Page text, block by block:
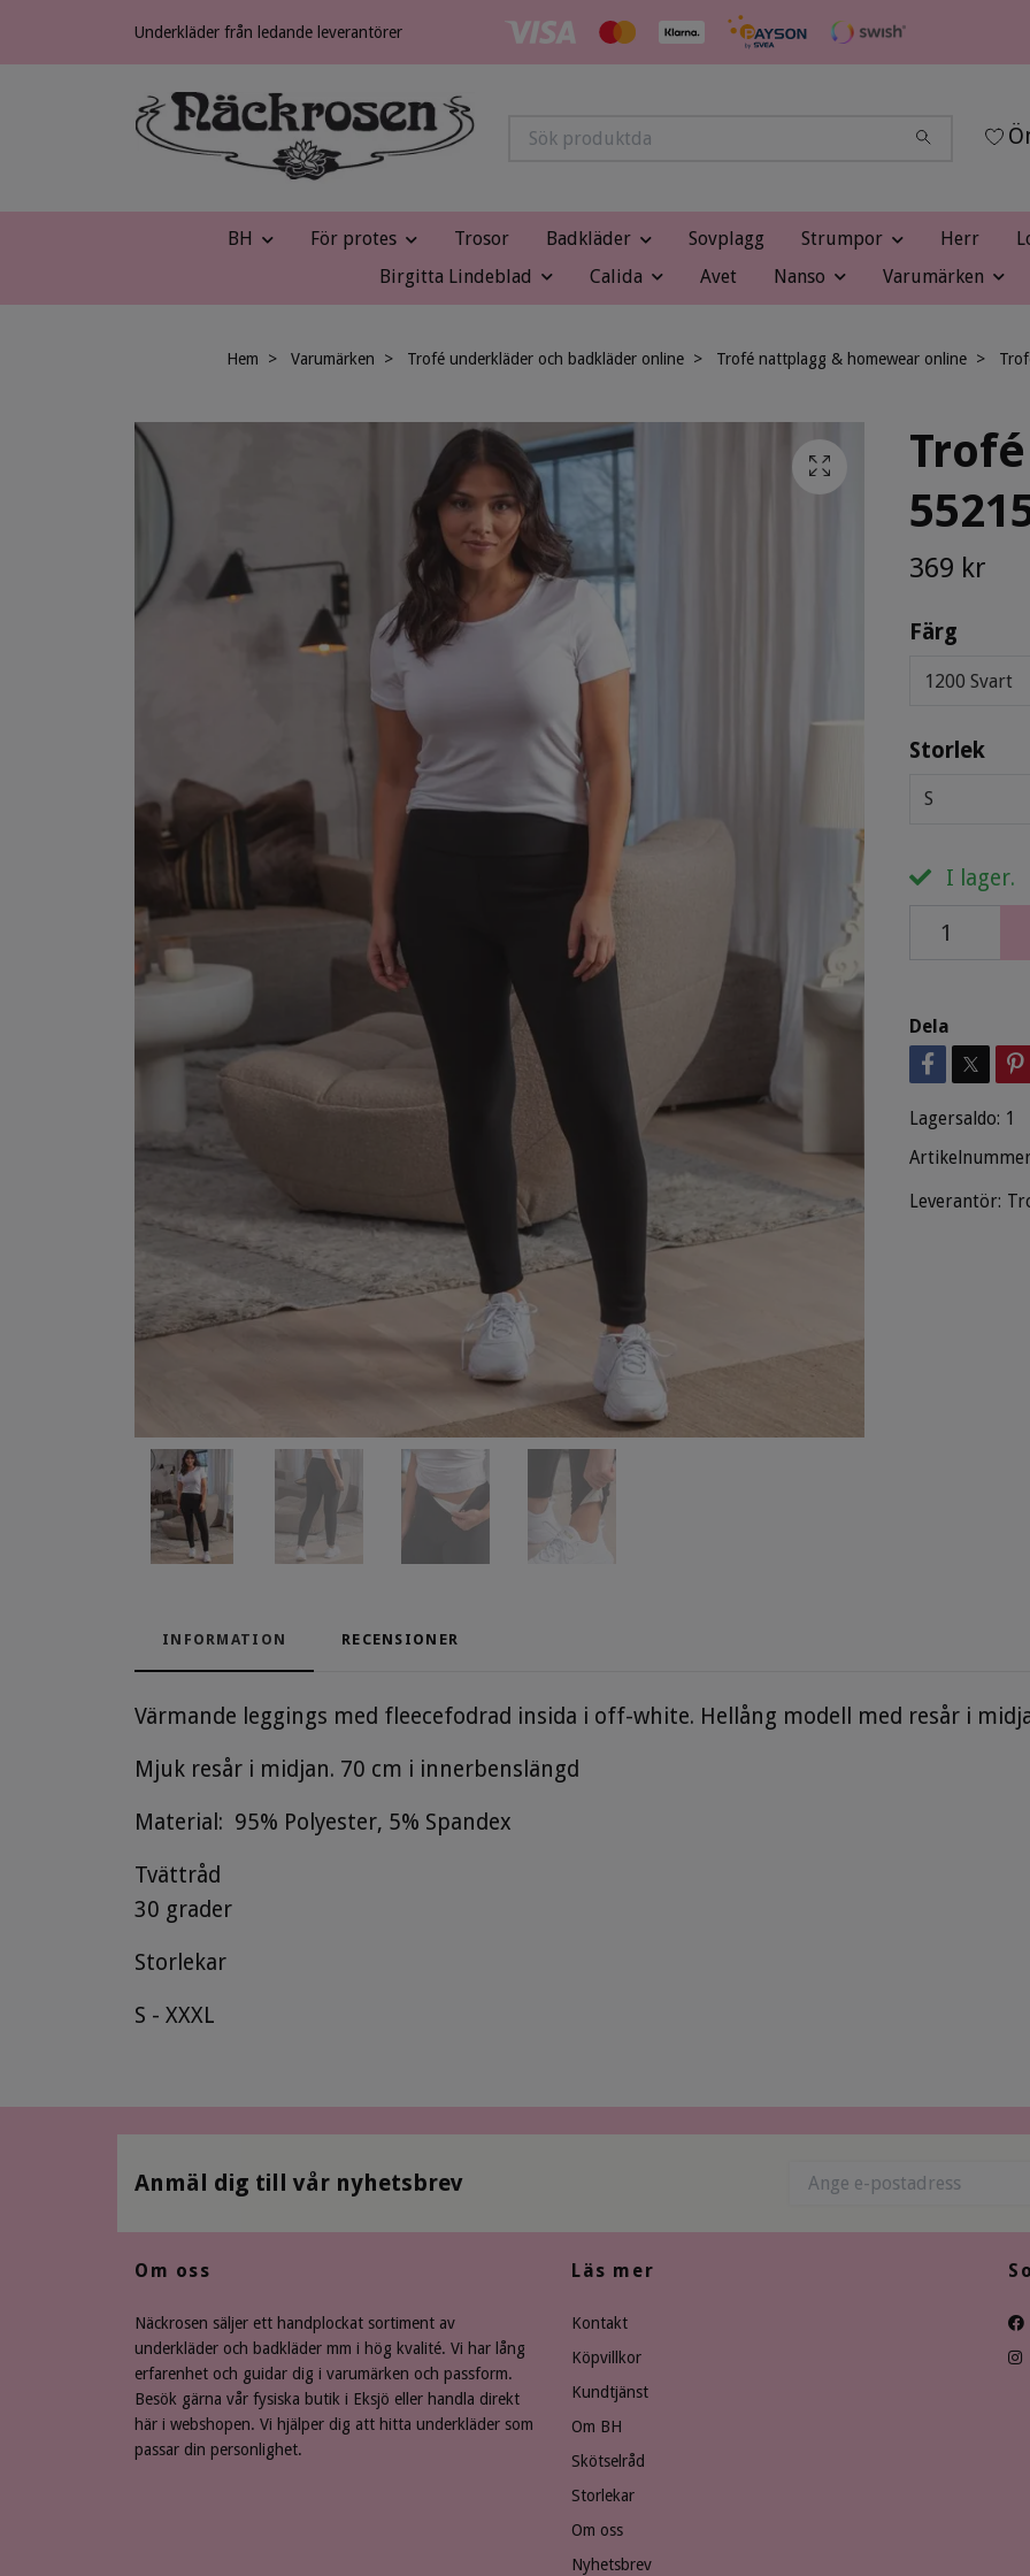
Underkläder från ledande leverantörer
BH För protes Trosor Badkläder Sovplagg Strumpor Herr
Birgitta Lindeblad
Calida Avet Nanso Varumärken
Hem Varumärken Trofé underkläder och badkläder online Trofé nattplagg & homewear online
369 kr
Färg
1200 Svart
Storlek
S
I lager.
Dela
Lagersaldo: 1
Leverantör:
INFORMATION RECENSIONER
Värmande leggings med fleecefodrad insida i off-white. Hellång modell med resår i
Mjuk resår i midjan. 70 cm i innerbenslängd
Material: 95% Polyester, 5% Spandex
Tvättråd
30 grader
Storlekar
S - XXXL
Anmäl dig till vår nyhetsbrev
Om oss
Näckrosen säljer ett handplockat sortiment av
underkläder och badkläder mm i hög kvalité. Vi har lång
erfarenhet och guidar dig i varumärken och passform.
Besök gärna vår fysiska butik i Eksjö eller handla direkt
här i webshopen. Vi hjälper dig att hitta underkläder som
passar din personlighet.
Läs mer
Kontakt
Köpvillkor
Kundtjänst
Om BH
Skötselråd
Storlekar
Om oss
Nyhetsbrev